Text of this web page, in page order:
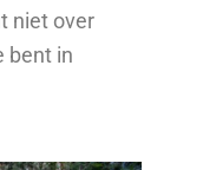
niet over
bent in